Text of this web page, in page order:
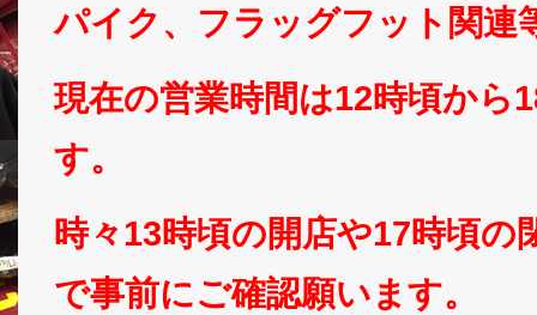
パイク、フラッグフット関連
現在の営業時間は12時頃から
す。
時々13時頃の開店や17時頃の
で事前にご確認願います。